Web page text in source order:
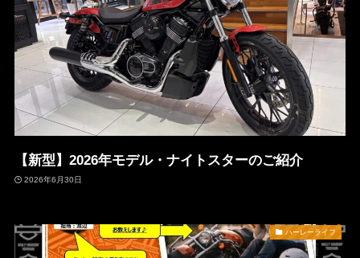
【新型】2026年モデル・ナイトスターのご紹介
2026年6月30日
ハーレーライフ